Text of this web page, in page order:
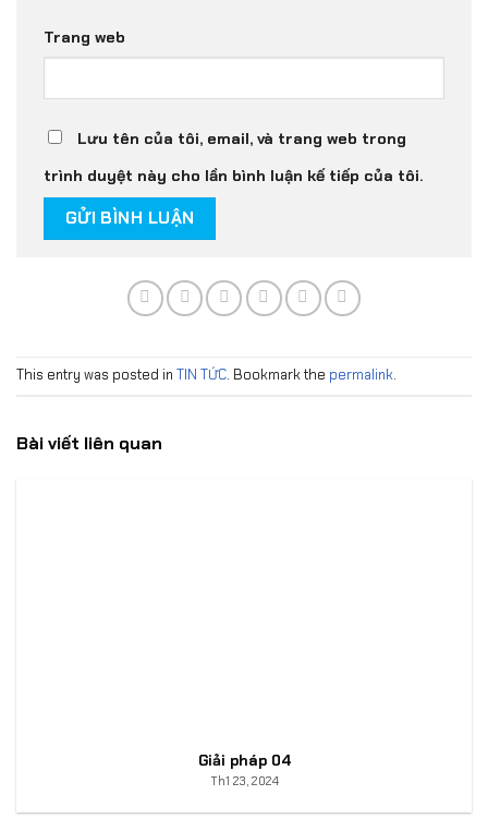
Trang web
Lưu tên của tôi, email, và trang web trong
trình duyệt này cho lần bình luận kế tiếp của tôi.
This entry was posted in TIN TỨC. Bookmark the permalink.
Bài viết liên quan
Giải pháp 04
Th1 23, 2024